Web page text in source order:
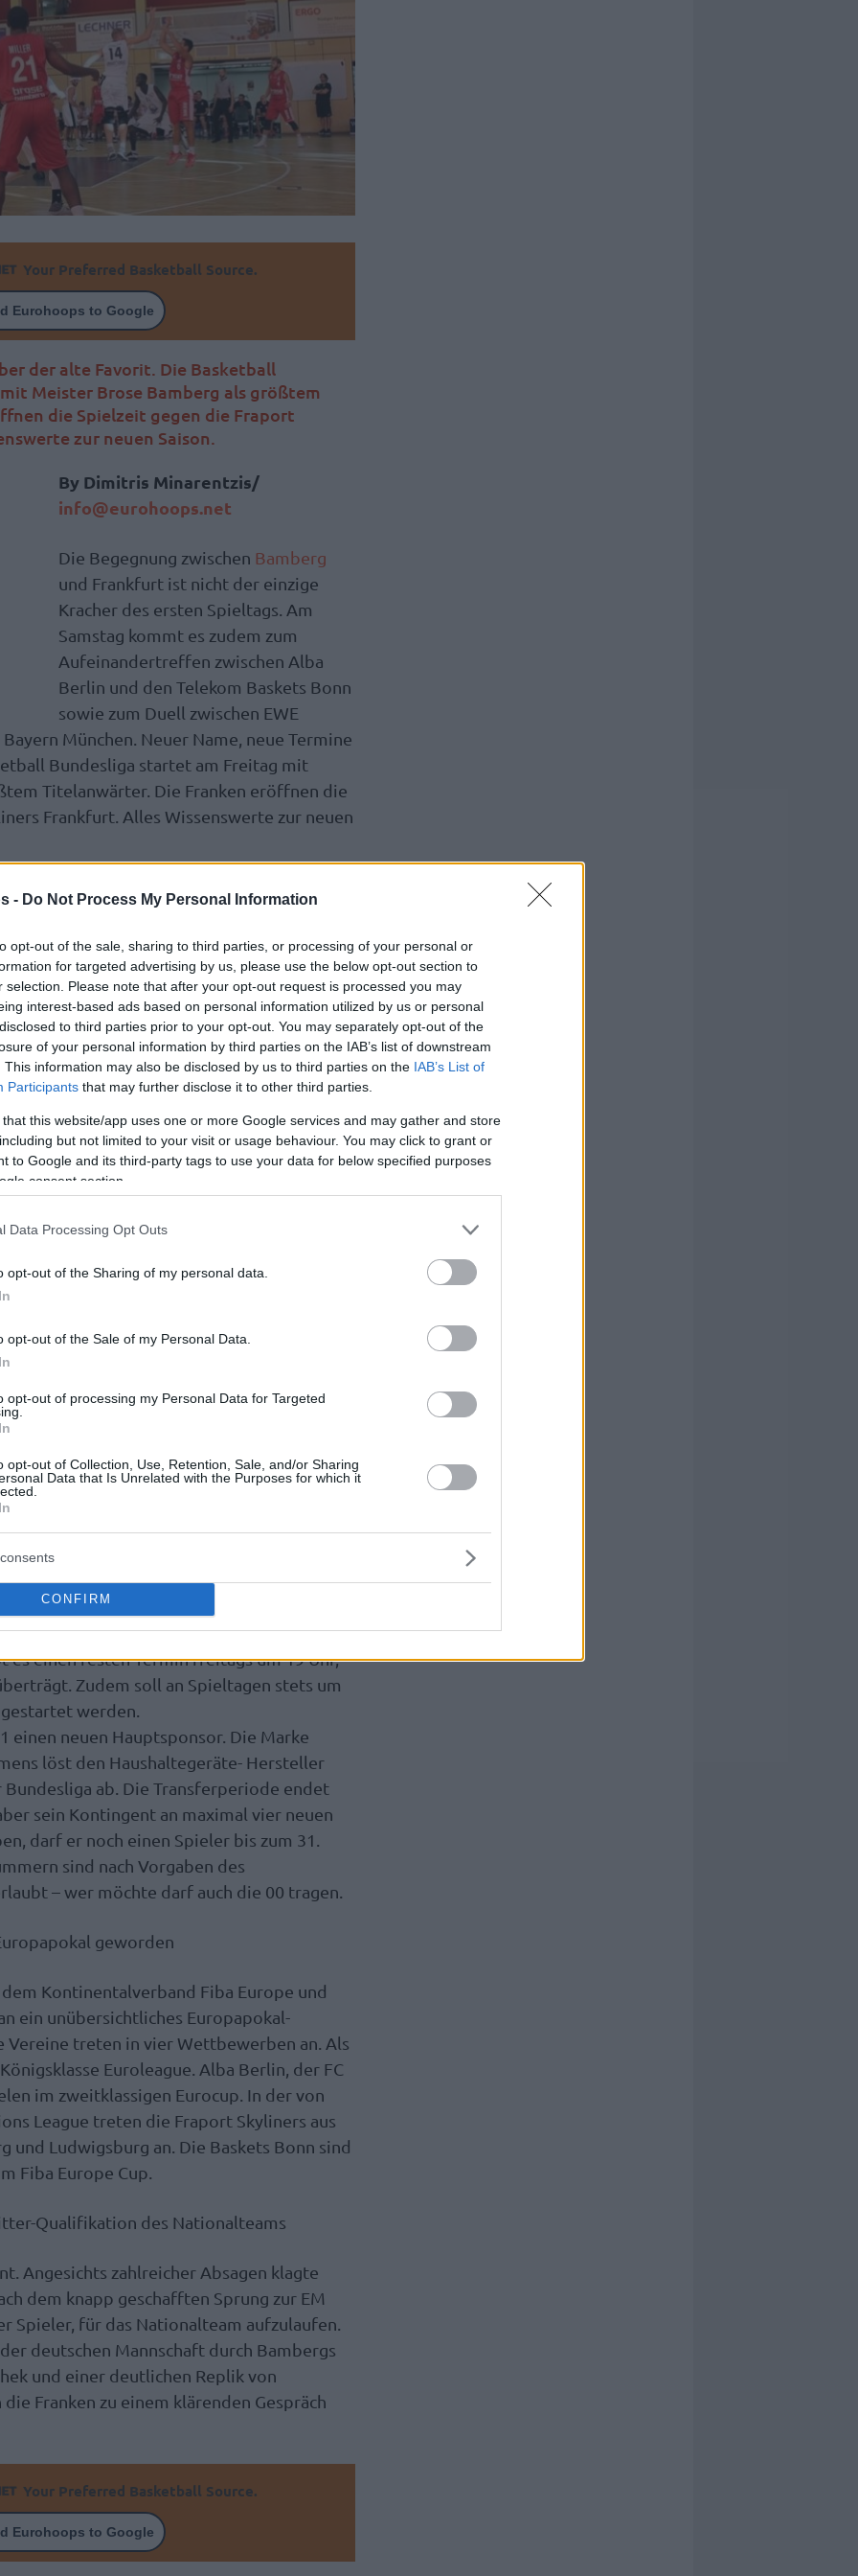
- Do Not Process My Personal Information
opt-out of the sale, sharing to third parties, or processing of your personal or
for targeted advertising by us, please use the below opt-out section to
selection. Please note that after your opt-out request is processed you may
interest-based ads based on personal information utilized by us or personal
to third parties prior to your opt-out. You may separately opt-out of the
of your personal information by third parties on the IAB’s list of downstream
This information may also be disclosed by us to third parties on the IAB’s List of
Participants that may further disclose it to other third parties.
that this website/app uses one or more Google services and may gather and store
but not limited to your visit or usage behaviour. You may click to grant or
to Google and its third-party tags to use your data for below specified purposes
consent section.
Data Processing Opt Outs
opt-out of the Sharing of my personal data.
opt-out of the Sale of my Personal Data.
opt-out of processing my Personal Data for Targeted
opt-out of Collection, Use, Retention, Sale, and/or Sharing
Data that Is Unrelated with the Purposes for which it
CONFIRM
Your Preferred Basketball Source.
Eurohoops to Google
der alte Favorit. Die Basketball
Meister Brose Bamberg als größtem
die Spielzeit gegen die Fraport
zur neuen Saison.
By Dimitris Minarentzis/
info@eurohoops.net
Die Begegnung zwischen Bamberg
und Frankfurt ist nicht der einzige
Kracher des ersten Spieltags. Am
Samstag kommt es zudem zum
Aufeinandertreffen zwischen Alba
Berlin und den Telekom Baskets Bonn
sowie zum Duell zwischen EWE
München. Neuer Name, neue Termine
Bundesliga startet am Freitag mit
Titelanwärter. Die Franken eröffnen die
Frankfurt. Alles Wissenswerte zur neuen
den Champion. Die Bamberger wollen in
Andrea Trinchieri ihre siebte
Doch vor allem der FC Bayern will es den
vorigen Spielzeit, als Bamberg während
und die Playoffs mit perfekter Bilanz
Trainerduell von Trinchieri mit Bayerns
bei Olympia mit dem Nationalteam Silber
Pesic für neue Energie sorgen.
eine wichtige Korsettstange in ihrem
Führungsqualitäten. Aktuell spielt der
(USA)vor. Ob er verpflichtet wird, ist
Saison ist wieder einmal weg – Bambergs
wechselte in die Türkei. Ansonsten
Stars gehalten, unter anderem soll
als prägendes Gesicht aufgebaut werden.
(
auch zwei Top-Talente die Liga
früheren Alba-Profi Reggie Redding zurück
Fabien Causeur (Bamberg) oder
Top-Qualität.
zahlreicher Startzeiten an zerpflückten
es einen festen Termin freitags um 19 Uhr,
Zudem soll an Spieltagen stets um
werden.
einen neuen Hauptsponsor. Die Marke
löst den Haushaltegeräte- Hersteller
Bundesliga ab. Die Transferperiode endet
sein Kontingent an maximal vier neuen
darf er noch einen Spieler bis zum 31.
sind nach Vorgaben des
– wer möchte darf auch die 00 tragen.
geworden
Kontinentalverband Fiba Europe und
ein unübersichtliches Europapokal-
Vereine treten in vier Wettbewerben an. Als
Euroleague. Alba Berlin, der FC
im zweitklassigen Eurocup. In der von
League treten die Fraport Skyliners aus
und Ludwigsburg an. Die Baskets Bonn sind
Fiba Europe Cup.
Qualifikation des Nationalteams
Angesichts zahlreicher Absagen klagte
dem knapp geschafften Sprung zur EM
Spieler, für das Nationalteam aufzulaufen.
deutschen Mannschaft durch Bambergs
und einer deutlichen Replik von
Franken zu einem klärenden Gespräch
Your Preferred Basketball Source.
Eurohoops to Google